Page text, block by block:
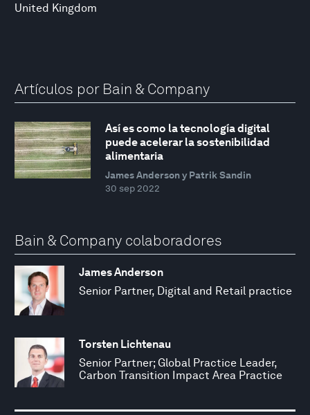
United Kingdom
Artículos por Bain & Company
Así es como la tecnología digital
puede acelerar la sostenibilidad
alimentaria
James Anderson y Patrik Sandin
30 sep 2022
Bain & Company colaboradores
James Anderson
Senior Partner, Digital and Retail practice
Torsten Lichtenau
Senior Partner; Global Practice Leader,
Carbon Transition Impact Area Practice